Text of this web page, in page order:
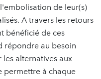
de leur(s)
A travers les retours
bénéficié de ces
répondre au besoin
alternatives aux
permettre à chaque